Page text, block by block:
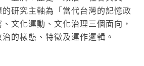
研究主軸為「當代台灣的記憶政
文化運動、文化治理三個面向，
的樣態、特徵及運作邏輯。